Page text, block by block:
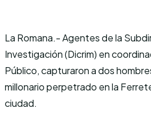
La Romana.- Agentes de la
Investigación (Dicrim) en
Público, capturaron a dos
millonario perpetrado en la
ciudad.